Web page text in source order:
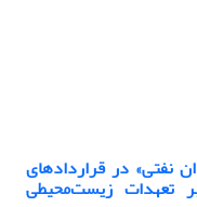
نفتی» در قراردادهای
تعهدات زیست‌محیطی